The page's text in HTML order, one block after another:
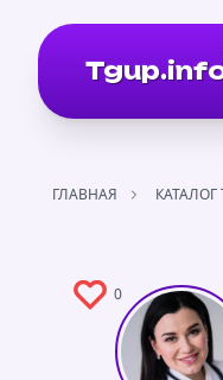
ГЛАВНАЯ КАТАЛОГ
0